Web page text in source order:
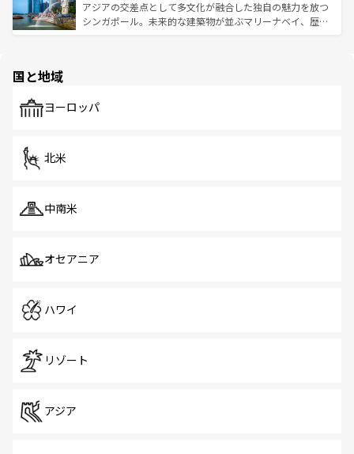
が待っている。親しみやすいタイの人々、仏教を中心とし
た文化、そして多様な観光資源が、訪れる旅人を魅了し続
ており、効率よく見どころを回れるのも魅力。息をのむよ
うな絶景から文化的な体験まで、香港を存分に楽しみ尽く
アジアの交差点として多文化が融合した独自の魅力を放つ
シンガポール。未来的な建築物が並ぶマリーナベイ、歴史
で、ホーカーズは地元の風情を楽しめる外せないスポット
国と地域
ヨーロッパ
北米
中南米
オセアニア
ハワイ
リゾート
アジア